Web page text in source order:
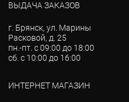
ВЫДАЧА ЗАКАЗОВ
г. Брянск, ул. Марины
Расковой, д. 25
пн.-пт. с 09:00 до 18:00
сб. с 10:00 до 16:00
ИНТЕРНЕТ МАГАЗИН